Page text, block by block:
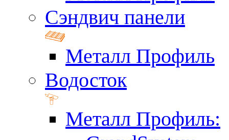
Сэндвич панели
Металл Профиль
Водосток
Металл Профиль: